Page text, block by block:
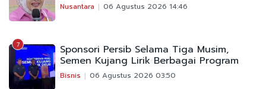
Nusantara 06 Agustus 2026 14:46
7 Sponsori Persib Selama Tiga Musim,
Semen Kujang Lirik Berbagai Program
Bisnis 06 Agustus 2026 03:50